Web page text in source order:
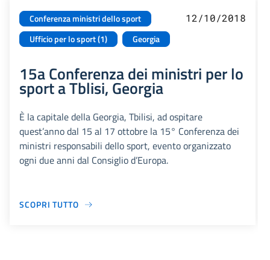
Conferenza ministri dello sport
Ufficio per lo sport (1)
Georgia
12/10/2018
15a Conferenza dei ministri per lo
sport a Tblisi, Georgia
È la capitale della Georgia, Tbilisi, ad ospitare
quest’anno dal 15 al 17 ottobre la 15° Conferenza dei
ministri responsabili dello sport, evento organizzato
ogni due anni dal Consiglio d’Europa.
SCOPRI TUTTO